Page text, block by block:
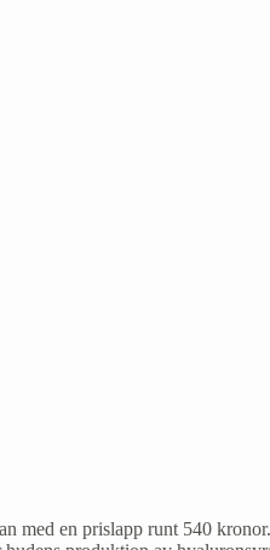
med en prislapp runt 540